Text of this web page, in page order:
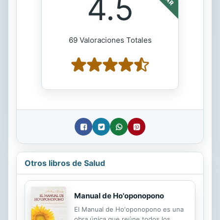
4.5
69 Valoraciones Totales
Otros libros de Salud
Manual de Ho'oponopono
El Manual de Ho'oponopono es una